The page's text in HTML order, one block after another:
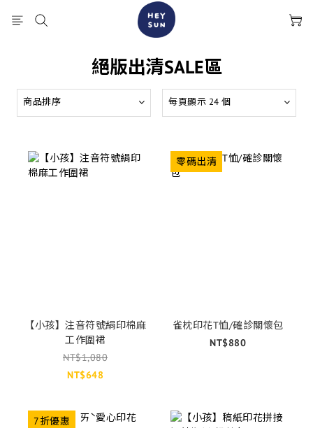
絕版出清SALE區
商品排序 每頁顯示 24 個
【小孩】注音符號絹印棉麻
工作圍裙
NT$1,080
NT$648
零碼出清
雀枕印花T恤/確診關懷包
NT$880
7折優惠